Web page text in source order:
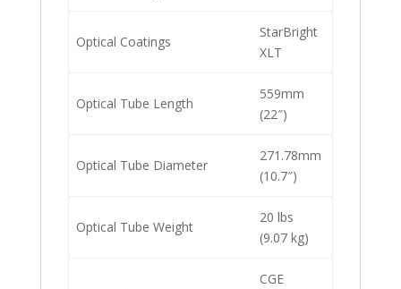
Optical Coatings
StarBright
XLT
Optical Tube Length
559mm
(22″)
Optical Tube Diameter
271.78mm
(10.7″)
Optical Tube Weight
20 lbs
(9.07 kg)
CGE